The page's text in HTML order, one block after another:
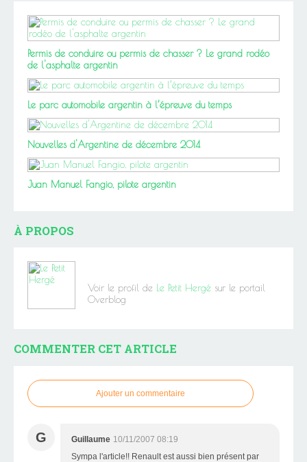
Permis de conduire ou permis de chasser ? Le grand rodéo
de l'asphalte argentin
Le parc automobile argentin à l’épreuve du temps
Nouvelles d'Argentine de décembre 2014
Juan Manuel Fangio, pilote argentin
À PROPOS
Voir le profil de Le Petit Hergé sur le portail
Overblog
COMMENTER CET ARTICLE
Ajouter un commentaire
G Guillaume 10/11/2007 08:19
Sympa l'article!! Renault est aussi bien présent par